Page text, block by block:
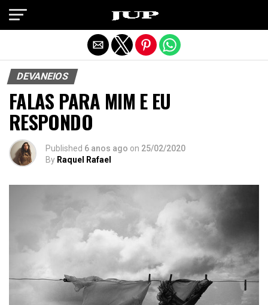
DEVANEIOS
FALAS PARA MIM E EU
RESPONDO
Published 6 anos ago on 25/02/2020
By Raquel Rafael
Exit mobile version